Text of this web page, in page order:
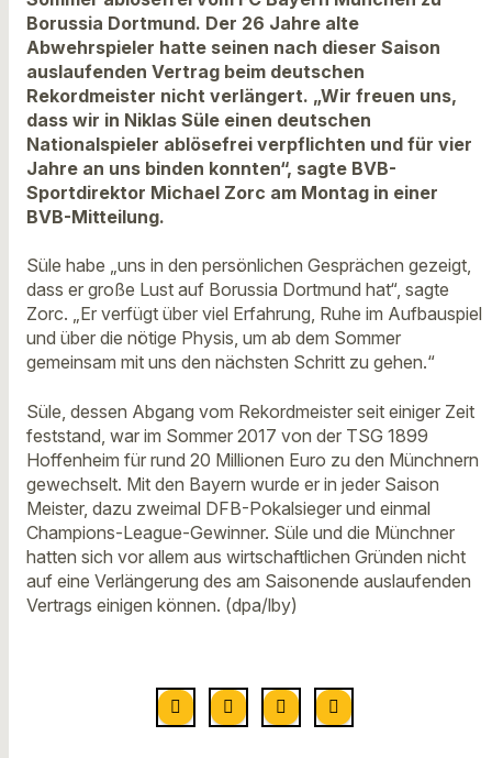
Borussia Dortmund. Der 26 Jahre alte
Abwehrspieler hatte seinen nach dieser Saison
auslaufenden Vertrag beim deutschen
Rekordmeister nicht verlängert. „Wir freuen uns,
dass wir in Niklas Süle einen deutschen
Nationalspieler ablösefrei verpflichten und für vier
Jahre an uns binden konnten“, sagte BVB-
Sportdirektor Michael Zorc am Montag in einer
BVB-Mitteilung.
Süle habe „uns in den persönlichen Gesprächen gezeigt,
dass er große Lust auf Borussia Dortmund hat“, sagte
Zorc. „Er verfügt über viel Erfahrung, Ruhe im Aufbauspiel
und über die nötige Physis, um ab dem Sommer
gemeinsam mit uns den nächsten Schritt zu gehen.“
Süle, dessen Abgang vom Rekordmeister seit einiger Zeit
feststand, war im Sommer 2017 von der TSG 1899
Hoffenheim für rund 20 Millionen Euro zu den Münchnern
gewechselt. Mit den Bayern wurde er in jeder Saison
Meister, dazu zweimal DFB-Pokalsieger und einmal
Champions-League-Gewinner. Süle und die Münchner
hatten sich vor allem aus wirtschaftlichen Gründen nicht
auf eine Verlängerung des am Saisonende auslaufenden
Vertrags einigen können. (dpa/lby)